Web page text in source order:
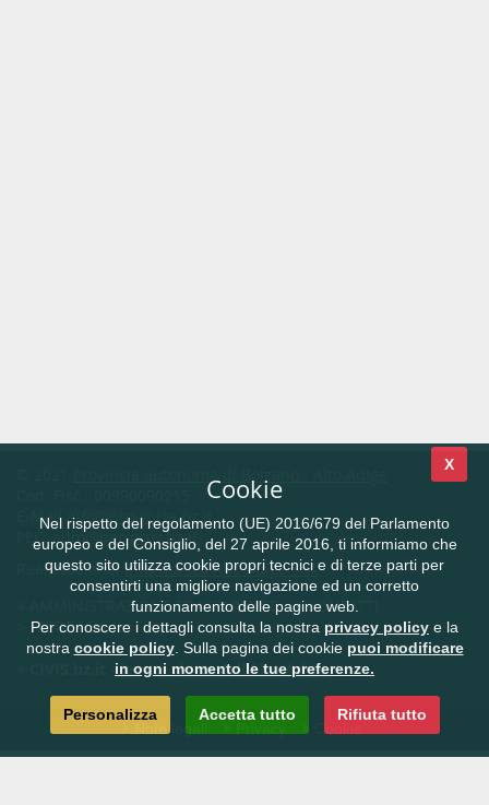
E-Mail info@provincia.bz.it
PEC:adm@pec.prov.bz.it
Realizzazione: Informatica Alto Adige SPA
AMMINISTRAZIONE TRASPARENTE
CONTATTI
FEEDBACK
CIVIS.bz.it - la rete civica dell'Alto Adige
Note legali Cookie
X
Cookie
Nel rispetto del regolamento (UE) 2016/679 del Parlamento
europeo e del Consiglio, del 27 aprile 2016, ti informiamo che
questo sito utilizza cookie propri tecnici e di terze parti per
consentirti una migliore navigazione ed un corretto
funzionamento delle pagine web.
Per conoscere i dettagli consulta la nostra privacy policy e la
nostra cookie policy. Sulla pagina dei cookie puoi modificare
in ogni momento le tue preferenze.
Personalizza Accetta tutto Rifiuta tutto